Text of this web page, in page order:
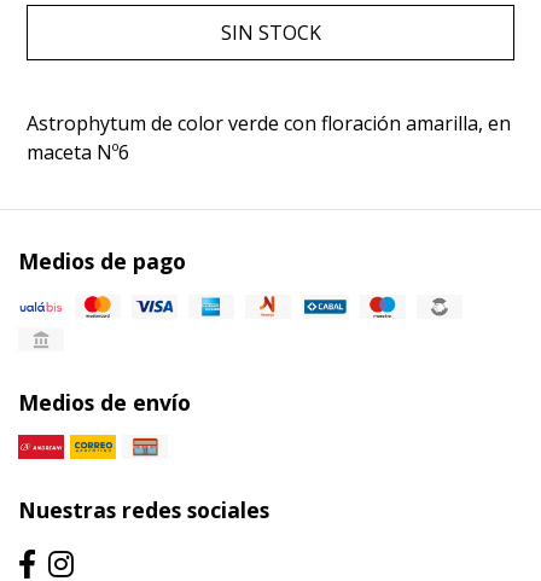
SIN STOCK
Astrophytum de color verde con floración amarilla, en
maceta Nº6
Medios de pago
Medios de envío
Nuestras redes sociales